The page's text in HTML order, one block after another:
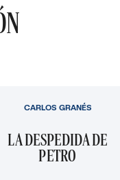
LA DESPEDIDA DE
PETRO
CARLOS GRANÉS